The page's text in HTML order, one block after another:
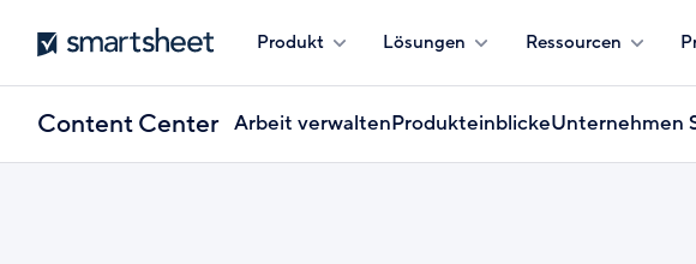
Direkt
zum
Inhalt
Smartsheet
Produkt Lösungen Ressourcen
Content Center Arbeit verwaltenProdukteinblickeUnternehmen